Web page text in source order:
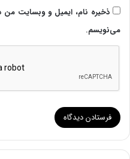
ذخیره نام، ایمیل و وبسایت من
می‌نویسم.